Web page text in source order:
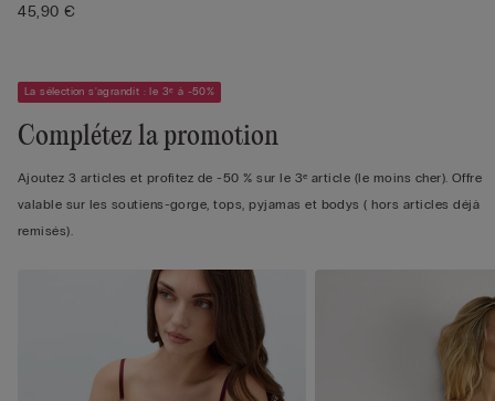
45,90 €
La sélection s'agrandit : le 3ᵉ à -50%
Complétez la promotion
Ajoutez 3 articles et profitez de -50 % sur le 3ᵉ article (le moins cher). Offre
valable sur les soutiens-gorge, tops, pyjamas et bodys ( hors articles déjà
remisés).